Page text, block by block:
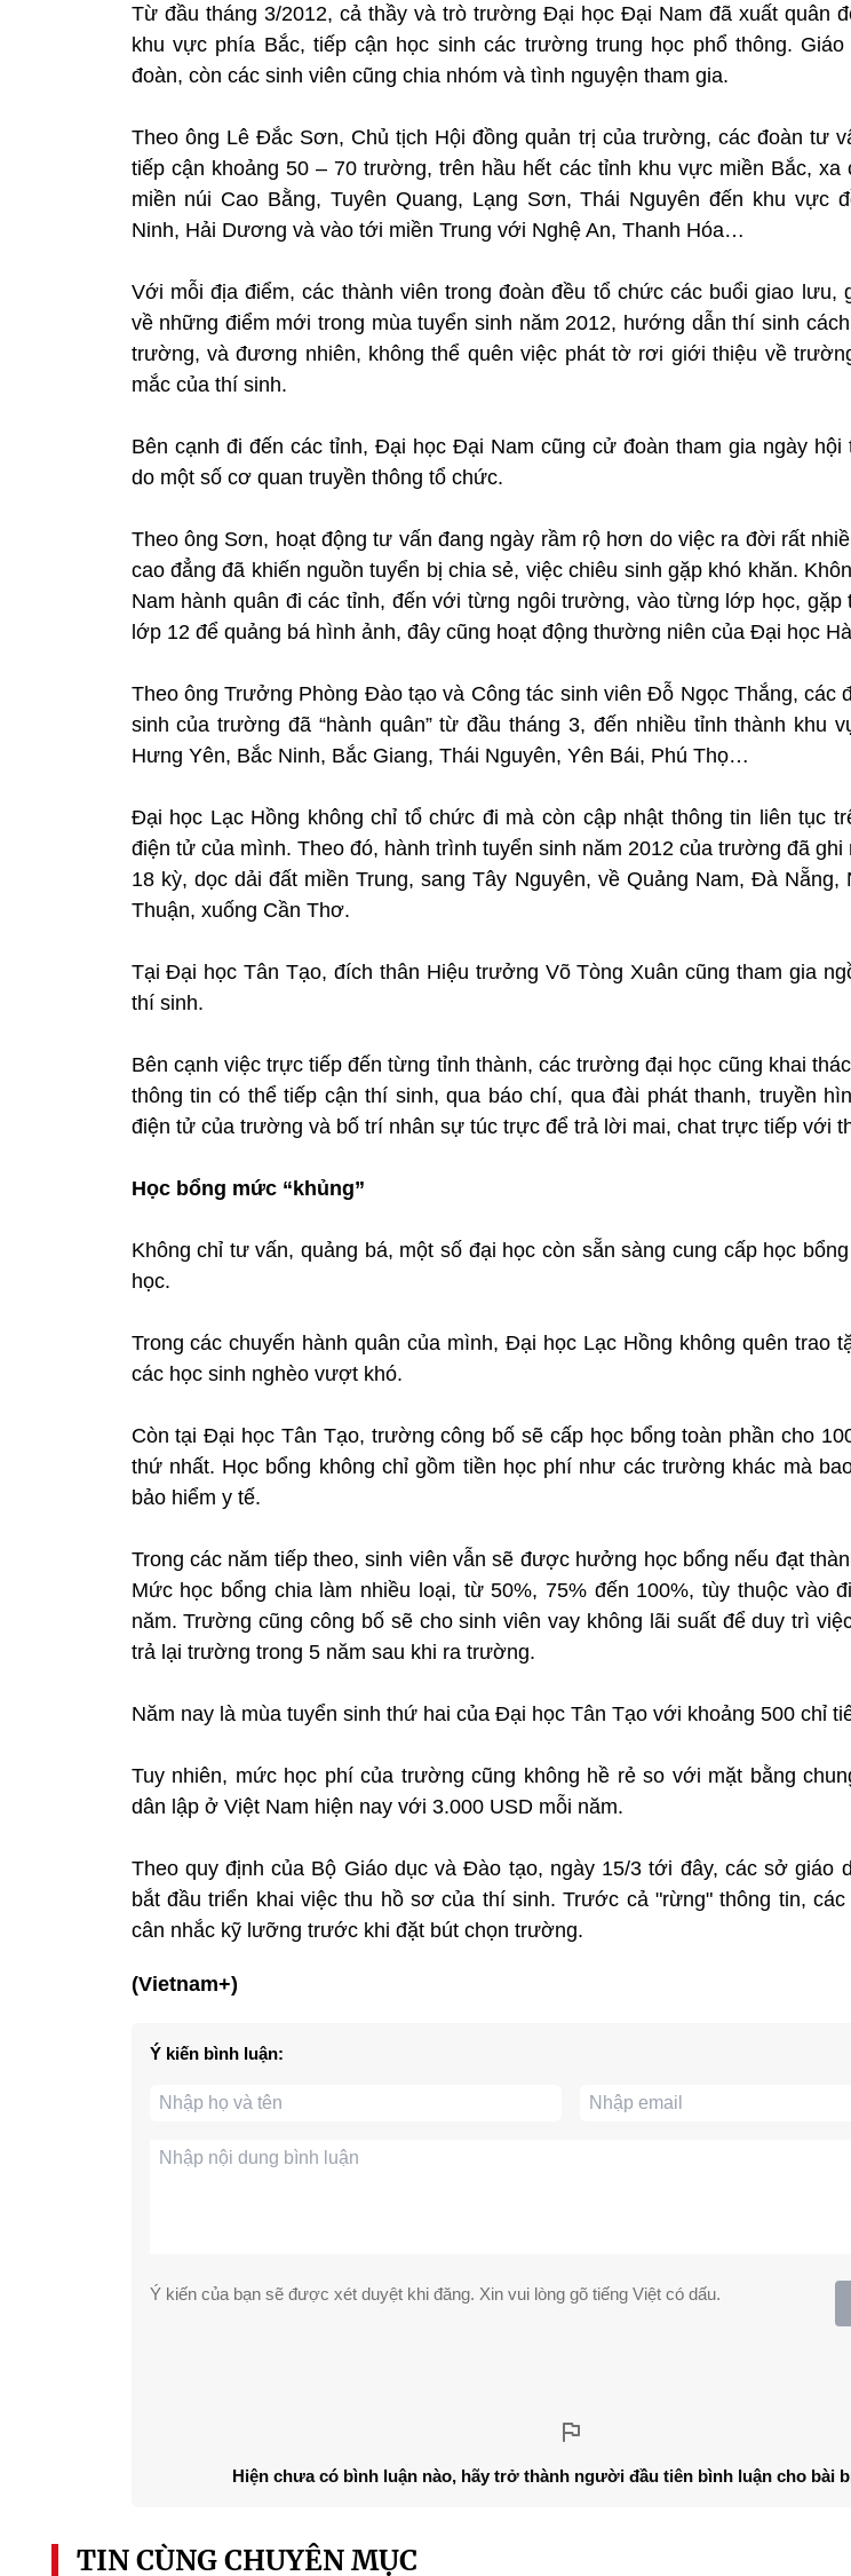
Từ đầu tháng 3/2012, cả thầy và trò trường Đại học Đại Nam đã xuất quân
khu vực phía Bắc, tiếp cận học sinh các trường trung học phổ thông.
đoàn, còn các sinh viên cũng chia nhóm và tình nguyện tham gia.
Theo ông Lê Đắc Sơn, Chủ tịch Hội đồng quản trị của trường, các đoàn tư
tiếp cận khoảng 50 – 70 trường, trên hầu hết các tỉnh khu vực miền Bắc, xa
miền núi Cao Bằng, Tuyên Quang, Lạng Sơn, Thái Nguyên đến khu vực
Ninh, Hải Dương và vào tới miền Trung với Nghệ An, Thanh Hóa…
Với mỗi địa điểm, các thành viên trong đoàn đều tổ chức các buổi giao lưu,
về những điểm mới trong mùa tuyển sinh năm 2012, hướng dẫn thí sinh
trường, và đương nhiên, không thể quên việc phát tờ rơi giới thiệu về
mắc của thí sinh.
Bên cạnh đi đến các tỉnh, Đại học Đại Nam cũng cử đoàn tham gia ngày hội
do một số cơ quan truyền thông tổ chức.
Theo ông Sơn, hoạt động tư vấn đang ngày rầm rộ hơn do việc ra đời rất
cao đẳng đã khiến nguồn tuyển bị chia sẻ, việc chiêu sinh gặp khó khăn.
Nam hành quân đi các tỉnh, đến với từng ngôi trường, vào từng lớp học, gặp
lớp 12 để quảng bá hình ảnh, đây cũng hoạt động thường niên của Đại học
Theo ông Trưởng Phòng Đào tạo và Công tác sinh viên Đỗ Ngọc Thắng, các
sinh của trường đã “hành quân” từ đầu tháng 3, đến nhiều tỉnh thành khu
Hưng Yên, Bắc Ninh, Bắc Giang, Thái Nguyên, Yên Bái, Phú Thọ…
Đại học Lạc Hồng không chỉ tổ chức đi mà còn cập nhật thông tin liên tục
điện tử của mình. Theo đó, hành trình tuyển sinh năm 2012 của trường đã
18 kỳ, dọc dải đất miền Trung, sang Tây Nguyên, về Quảng Nam, Đà Nẵng,
Thuận, xuống Cần Thơ.
Tại Đại học Tân Tạo, đích thân Hiệu trưởng Võ Tòng Xuân cũng tham gia
thí sinh.
Bên cạnh việc trực tiếp đến từng tỉnh thành, các trường đại học cũng khai
thông tin có thể tiếp cận thí sinh, qua báo chí, qua đài phát thanh, truyền
điện tử của trường và bố trí nhân sự túc trực để trả lời mai, chat trực tiếp với
Học bổng mức “khủng”
Không chỉ tư vấn, quảng bá, một số đại học còn sẵn sàng cung cấp học
học.
Trong các chuyến hành quân của mình, Đại học Lạc Hồng không quên trao
các học sinh nghèo vượt khó.
Còn tại Đại học Tân Tạo, trường công bố sẽ cấp học bổng toàn phần cho
thứ nhất. Học bổng không chỉ gồm tiền học phí như các trường khác mà
bảo hiểm y tế.
Trong các năm tiếp theo, sinh viên vẫn sẽ được hưởng học bổng nếu đạt
Mức học bổng chia làm nhiều loại, từ 50%, 75% đến 100%, tùy thuộc vào
năm. Trường cũng công bố sẽ cho sinh viên vay không lãi suất để duy trì
trả lại trường trong 5 năm sau khi ra trường.
Năm nay là mùa tuyển sinh thứ hai của Đại học Tân Tạo với khoảng 500 chỉ
Tuy nhiên, mức học phí của trường cũng không hề rẻ so với mặt bằng
dân lập ở Việt Nam hiện nay với 3.000 USD mỗi năm.
Theo quy định của Bộ Giáo dục và Đào tạo, ngày 15/3 tới đây, các sở giáo
bắt đầu triển khai việc thu hồ sơ của thí sinh. Trước cả "rừng" thông tin,
cân nhắc kỹ lưỡng trước khi đặt bút chọn trường.
(Vietnam+)
Ý kiến bình luận:
Ý kiến của bạn sẽ được xét duyệt khi đăng. Xin vui lòng gõ tiếng Việt có dấu.
Hiện chưa có bình luận nào, hãy trở thành người đầu tiên bình luận cho bài
TIN CÙNG CHUYÊN MỤC